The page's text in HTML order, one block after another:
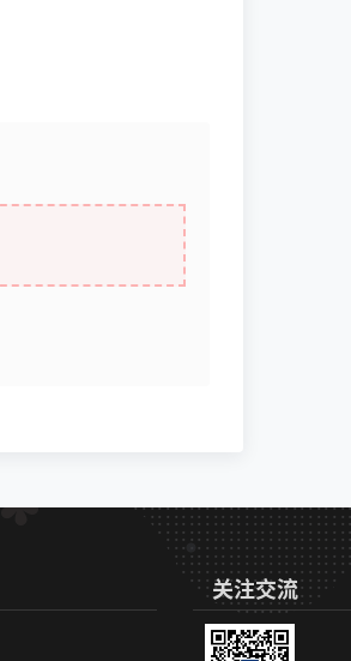
关注交流